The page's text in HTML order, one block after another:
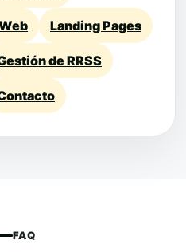
Landing Pages
de RRSS
FAQ